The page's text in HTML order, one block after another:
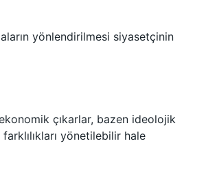
yönlendirilmesi siyasetçinin
çıkarlar, bazen ideolojik
yönetilebilir hale